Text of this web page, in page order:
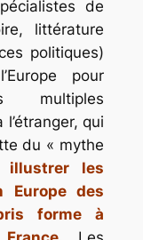
de
littérature
politiques)
pour
multiples
qui
du « mythe
illustrer les
Europe des
forme à